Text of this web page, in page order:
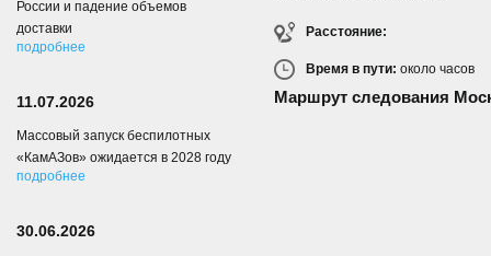
Расстояние:
Время в пути: около часов
Маршрут следования
России и падение объемов
доставки
подробнее
11.07.2026
Массовый запуск беспилотных
«КамАЗов» ожидается в 2028 году
подробнее
30.06.2026